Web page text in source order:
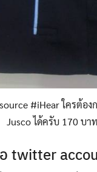
#iHear ใครต้อง
Jusco ได้ครับ 170 บาท
อ twitter